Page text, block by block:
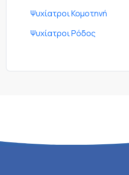
Ψυχίατροι Κομοτηνή
Ψυχίατροι Ρόδος